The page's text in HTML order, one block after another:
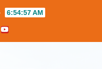
6:54:57 AM